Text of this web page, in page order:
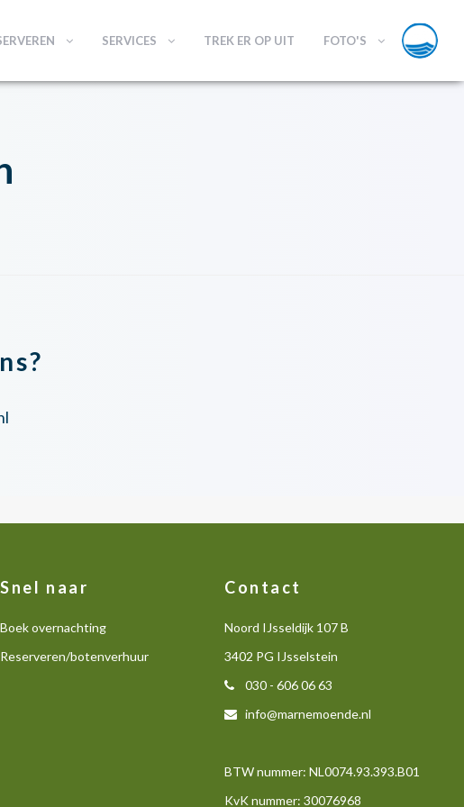
SERVICES TREK ER OP UIT FOTO'S
Snel naar
Boek overnachting
Reserveren/botenverhuur
Contact
Noord IJsseldijk 107 B
3402 PG IJsselstein
030 - 606 06 63
info@marnemoende.nl
BTW nummer: NL0074.93.393.B01
KvK nummer: 30076968